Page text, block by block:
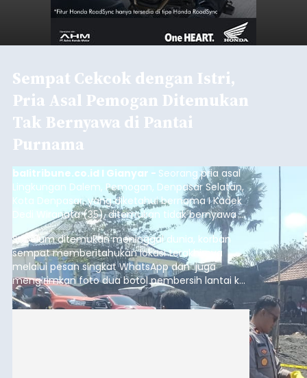
Sempat Cekcok dengan Istri,
Pria Asal Pemogan Ditemukan
Tak Bernyawa di Pantai
Purnama
balitribune.co.id I Gianyar - Seorang pria asal
Lingkungan Dalem, Pemogan, Denpasar Selatan,
Kota Denpasar, yang diketahui bernama I Kadek
Dedi Wiranata (35), ditemukan tidak bernyawa di
pesisir Pantai Purnama, Sukawati.
Sebelum ditemukan meninggal dunia, korban
sempat memberitahukan lokasi terakhirnya
melalui pesan singkat WhatsApp dan juga
mengirimkan foto dua botol pembersih lantai ke
istrinya.